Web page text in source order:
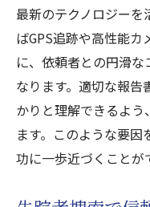
最新のテクノロジーを
ばGPS追跡や高性能
に、依頼者との円滑
なります。適切な報告
かりと理解できるよ
ます。このような要
功に一歩近づくことが